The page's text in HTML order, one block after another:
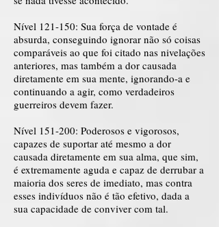
Nível 121-150: Sua força de vontade é
absurda, conseguindo ignorar não só coisas
comparáveis ao que foi citado nas nivelações
anteriores, mas também a dor causada
diretamente em sua mente, ignorando-a e
continuando a agir, como verdadeiros
guerreiros devem fazer.
Nível 151-200: Poderosos e vigorosos,
capazes de suportar até mesmo a dor
causada diretamente em sua alma, que sim,
é extremamente aguda e capaz de derrubar a
maioria dos seres de imediato, mas contra
esses indivíduos não é tão efetivo, dada a
sua capacidade de conviver com tal.